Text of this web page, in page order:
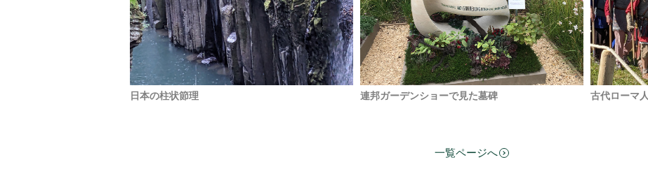
日本の柱状節理 連邦ガーデンショーで見た墓碑 古代ローマ
一覧ページへ